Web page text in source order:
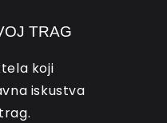
TRAG
koji
iskustva